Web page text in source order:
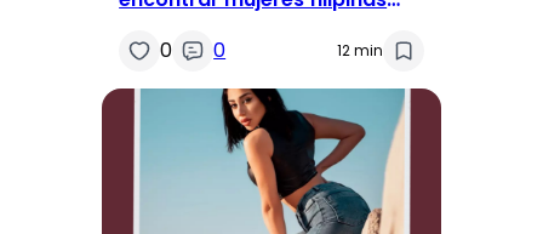
0
0 12 min